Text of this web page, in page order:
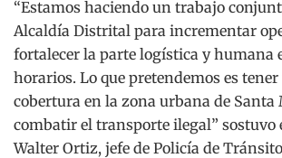
“Estamos haciendo un trabajo
Alcaldía Distrital para incrementar
fortalecer la parte logística y humana
horarios. Lo que pretendemos es
cobertura en la zona urbana de Santa
combatir el transporte ilegal” sostuvo
Walter Ortiz, jefe de Policía de